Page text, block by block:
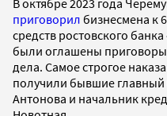
приговорил бизнесмена к
средств ростовского
были оглашены
дела. Самое строгое
получили бывшие главный
Антонова и начальник